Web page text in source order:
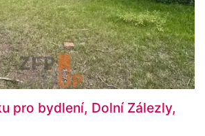
pro bydlení, Dolní Zálezly,